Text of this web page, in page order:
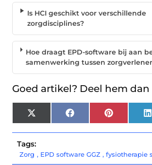
Is HCI geschikt voor verschillende
zorgdisciplines?
Hoe draagt EPD-software bij aan
samenwerking tussen
Goed artikel? Deel hem dan
X
(Twitter)
Facebook Pinterest
Tags:
Zorg , EPD software GGZ , fysiotherapie